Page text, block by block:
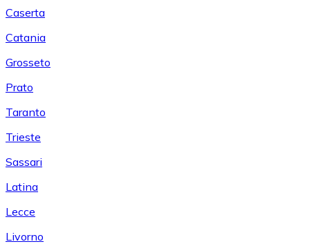
Caserta
Catania
Grosseto
Prato
Taranto
Trieste
Sassari
Latina
Lecce
Livorno